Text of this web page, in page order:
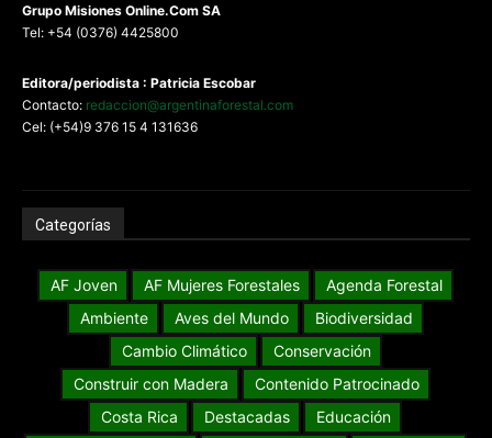
Grupo Misiones Online.Com SA
Tel: +54 (0376) 4425800
Editora/periodista : Patricia Escobar
Contacto: redaccion@argentinaforestal.com
Cel: (+54)9 376 15 4 131636
Categorías
AF Joven AF Mujeres Forestales
Agenda Forestal
Ambiente
Aves del Mundo
Biodiversidad
Cambio Climático
Conservación
Construir con Madera
Contenido Patrocinado
Costa Rica
Destacadas
Educación